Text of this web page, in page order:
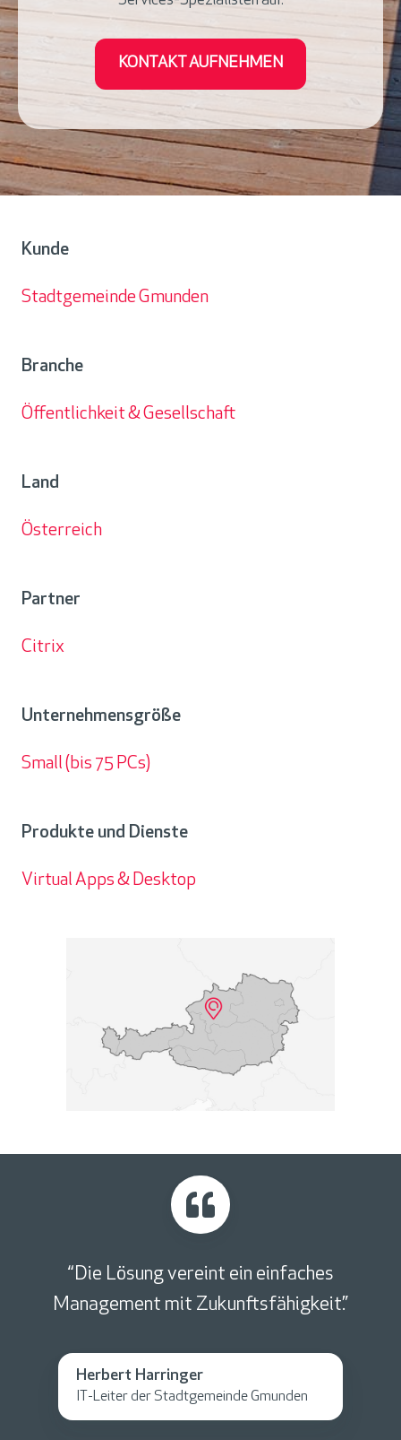
KONTAKT AUFNEHMEN
Kunde
Stadtgemeinde Gmunden
Branche
Öffentlichkeit & Gesellschaft
Land
Österreich
Partner
Citrix
Unternehmensgröße
Small (bis 75 PCs)
Produkte und Dienste
Virtual Apps & Desktop
“Die Lösung vereint ein einfaches
Management mit Zukunftsfähigkeit.”
Herbert Harringer
IT-Leiter der Stadtgemeinde Gmunden